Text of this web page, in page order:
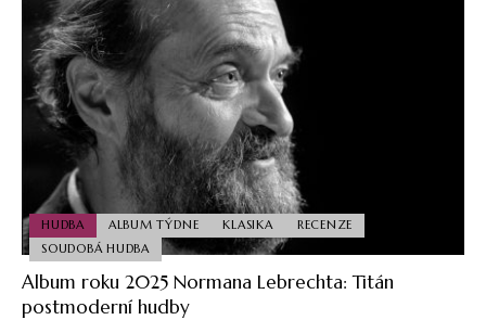
HUDBA ALBUM TÝDNE KLASIKA
RECENZE
SOUDOBÁ HUDBA
Album roku 2025 Normana Lebrechta: Titán
postmoderní hudby